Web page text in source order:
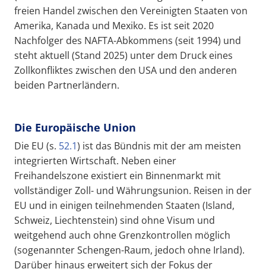
freien Handel zwischen den Vereinigten Staaten von
Amerika, Kanada und Mexiko. Es ist seit 2020
Nachfolger des NAFTA-Abkommens (seit 1994) und
steht aktuell (Stand 2025) unter dem Druck eines
Zollkonfliktes zwischen den USA und den anderen
beiden Partnerländern.
Die Europäische Union
Die EU (s. 52.1) ist das Bündnis mit der am meisten
integrierten Wirtschaft. Neben einer
Freihandelszone existiert ein Binnenmarkt mit
vollständiger Zoll- und Währungsunion. Reisen in der
EU und in einigen teilnehmenden Staaten (Island,
Schweiz, Liechtenstein) sind ohne Visum und
weitgehend auch ohne Grenzkontrollen möglich
(sogenannter Schengen-Raum, jedoch ohne Irland).
Darüber hinaus erweitert sich der Fokus der